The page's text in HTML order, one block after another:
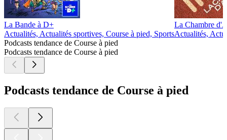
La Bande à D+
Actualités, Actualités sportives, Course à pied, Sports
La Chambre
Actualités,
Podcasts tendance de Course à pied
Podcasts tendance de Course à pied
Podcasts tendance de Course à pied